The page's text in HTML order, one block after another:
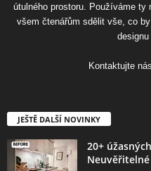
útulného prostoru. Používáme ty
všem čtenářům sdělit vše, co
designu
Kontaktujte
JEŠTĚ DALŠÍ NOVINKY
20+
Neuvěřitelné